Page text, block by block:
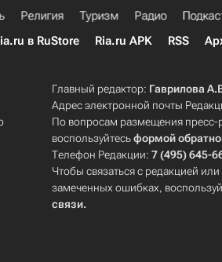
Религия Туризм Радио
в RuStore Ria.ru APK RSS
Главный редактор: Гаврилова
Адрес электронной почты
По вопросам размещения пресс-
воспользуйтесьформой
Телефон Редакции:7 (495) 645-
Чтобы связаться с редакцией
замеченных ошибках,
связи.